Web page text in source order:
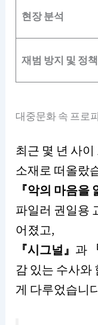
현장 분석
재범 방지 및 정
대중문화 속 프로
최근 몇 년 사
소재로 떠올랐
『악의 마음을
파일러 권일용
어졌고,
『시그널』 과
감 있는 수사와
게 다루었습니